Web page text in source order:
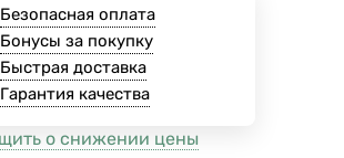
Безопасная оплата
Бонусы за покупку
Быстрая доставка
Гарантия качества
о снижении цены